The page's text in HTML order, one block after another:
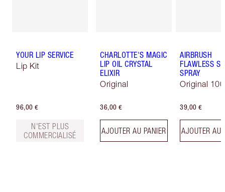
YOUR LIP SERVICE
Lip Kit
96,00 €
N'EST PLUS
COMMERCIALISÉ
CHARLOTTE'S MAGIC
LIP OIL CRYSTAL
ELIXIR
Original
36,00 €
AJOUTER AU PANIER
AIRBRUSH
FLAWLESS
SPRAY
Original
39,00 €
AJOUTER AU